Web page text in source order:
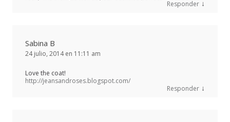
Responder ↓
Sabina B
24 julio, 2014 en 11:11 am
Love the coat!
http://jeansandroses.blogspot.com/
Responder ↓